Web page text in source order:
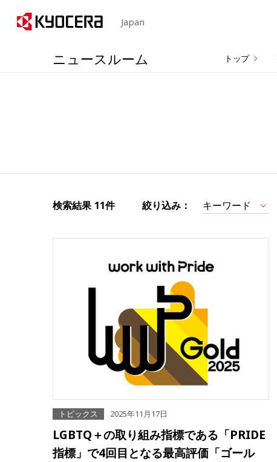
Japan
ニュースルーム トップ
検索結果 11件 絞り込み： キーワード
トピックス 2025年11月17日
LGBTQ＋の取り組み指標である「PRIDE
指標」で4回目となる最高評価「ゴール